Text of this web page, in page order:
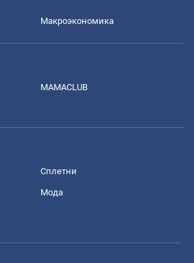
Mакроэкономика
MAMACLUB
Сплетни
Мода